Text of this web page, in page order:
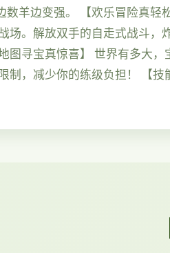
数羊边变强。 【欢乐冒险真
场。解放双手的自走式战斗
图寻宝真惊喜】 世界有多大
制，减少你的练级负担！ 【